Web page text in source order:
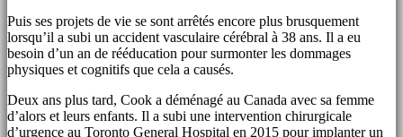
Puis ses projets de vie se sont arrêtés encore plus brusquement
lorsqu’il a subi un accident vasculaire cérébral à 38 ans. Il a eu
besoin d’un an de rééducation pour surmonter les dommages
physiques et cognitifs que cela a causés.
Deux ans plus tard, Cook a déménagé au Canada avec sa femme
d’alors et leurs enfants. Il a subi une intervention chirurgicale
d’urgence au Toronto General Hospital en 2015 pour implanter un